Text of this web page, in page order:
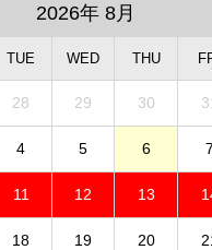
2026年 8月
TUE WED THU
28 29 30
4 5 6 7
11 12 13
18 19 20